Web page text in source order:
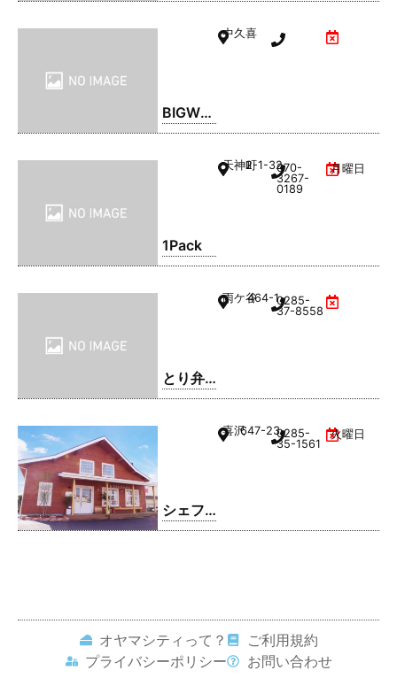
BIGWO
OD(ビ
中久喜
1Pack
天神町2-1-32070-
3267-
0189
月曜日
とり弁
鶏 小山
雨ケ谷464-10285-
37-8558
シェフ
レ
喜沢647-230285-
35-1561
火曜日
オヤマシティって？
ご利用規約
プライバシーポリシー
お問い合わせ